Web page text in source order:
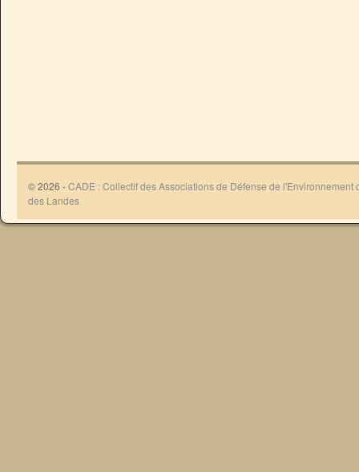
© 2026 -CADE : Collectif des Associations de Défense de l'Environnement
des Landes